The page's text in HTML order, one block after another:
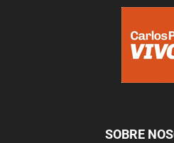
SOBRE